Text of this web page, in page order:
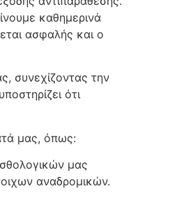
καθημερινά
ασφαλής και ο
συνεχίζοντας την
ότι
μας, όπως:
μας
αναδρομικών.